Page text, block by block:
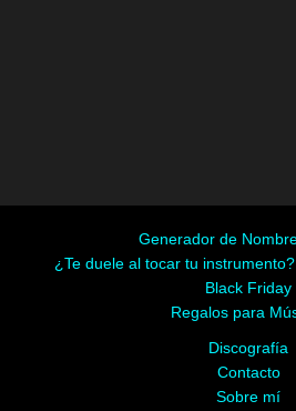
Generador de
¿Te duele al tocar tu
Black Friday
Regalos para
Discografía
Contacto
Sobre mí